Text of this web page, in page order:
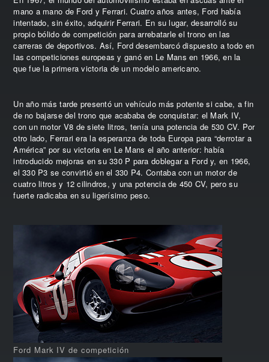
mano a mano de Ford y Ferrari. Cuatro años antes, Ford había
intentado, sin éxito, adquirir Ferrari. En su lugar, desarrolló su
propio bólido de competición para arrebatarle el trono en las
carreras de deportivos. Así, Ford desembarcó dispuesto a todo en
las competiciones europeas y ganó en Le Mans en 1966, en la
que fue la primera victoria de un modelo americano.
Un año más tarde presentó un vehículo más potente si cabe, a fin
de no bajarse del trono que acababa de conquistar: el Mark IV,
con un motor V8 de siete litros, tenía una potencia de 530 CV. Por
otro lado, Ferrari era la esperanza de toda Europa para “derrotar a
América” por su victoria en Le Mans el año anterior: había
introducido mejoras en su 330 P para doblegar a Ford y, en 1966,
el 330 P3 se convirtió en el 330 P4. Contaba con un motor de
cuatro litros y 12 cilindros, y una potencia de 450 CV, pero su
fuerte radicaba en su ligerísimo peso.
Ford Mark IV de competición